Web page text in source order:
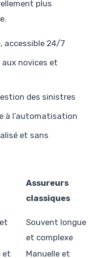
plus
accessible 24/7
novices et
des sinistres
à l’automatisation
et sans
Assureurs
classiques
Souvent longue
et complexe
et
Manuelle et